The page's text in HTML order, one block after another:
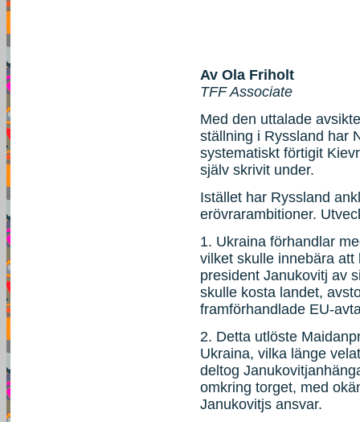
Av Ola Friholt
TFF Associate
Med den uttalade
ställning i Ryssland har
systematiskt förtigit
själv skrivit under.
Istället har Ryssland
erövrarambitioner.
1. Ukraina förhandlar
vilket skulle innebära
president Janukovitj av
skulle kosta landet,
framförhandlade EU-
2. Detta utlöste
Ukraina, vilka länge
deltog
omkring torget, med
Janukovitjs ansvar.